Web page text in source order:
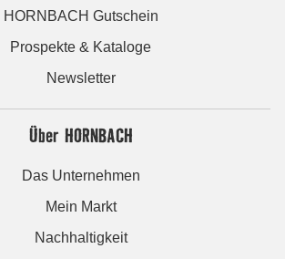
HORNBACH Gutschein
Prospekte & Kataloge
Newsletter
Über HORNBACH
Das Unternehmen
Mein Markt
Nachhaltigkeit